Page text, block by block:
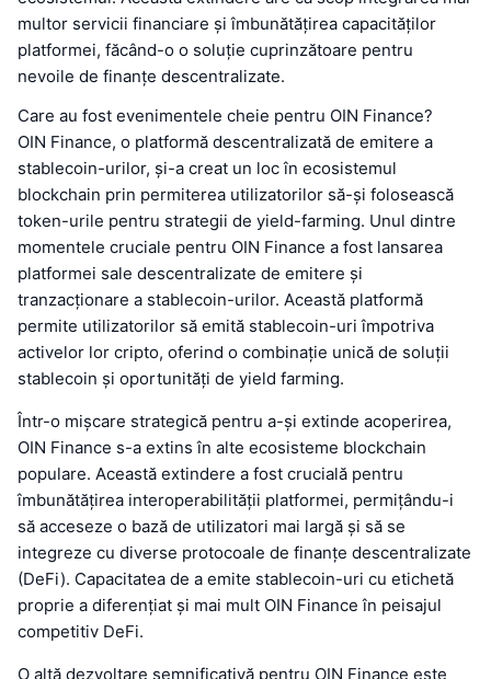
multor servicii financiare și îmbunătățirea capacităților
platformei, făcând-o o soluție cuprinzătoare pentru
nevoile de finanțe descentralizate.
Care au fost evenimentele cheie pentru OIN Finance?
OIN Finance, o platformă descentralizată de emitere a
stablecoin-urilor, și-a creat un loc în ecosistemul
blockchain prin permiterea utilizatorilor să-și folosească
token-urile pentru strategii de yield-farming. Unul dintre
momentele cruciale pentru OIN Finance a fost lansarea
platformei sale descentralizate de emitere și
tranzacționare a stablecoin-urilor. Această platformă
permite utilizatorilor să emită stablecoin-uri împotriva
activelor lor cripto, oferind o combinație unică de soluții
stablecoin și oportunități de yield farming.
Într-o mișcare strategică pentru a-și extinde acoperirea,
OIN Finance s-a extins în alte ecosisteme blockchain
populare. Această extindere a fost crucială pentru
îmbunătățirea interoperabilității platformei, permițându-i
să acceseze o bază de utilizatori mai largă și să se
integreze cu diverse protocoale de finanțe descentralizate
(DeFi). Capacitatea de a emite stablecoin-uri cu etichetă
proprie a diferențiat și mai mult OIN Finance în peisajul
competitiv DeFi.
O altă dezvoltare semnificativă pentru OIN Finance este